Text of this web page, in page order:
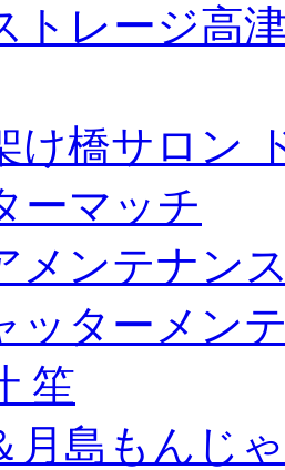
トレージ高
け橋サロン
ーマッチ
メンテナン
ッターメン
笙
月島もんじ